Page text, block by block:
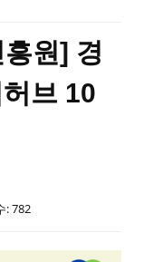
원] 경
브 10
: 782